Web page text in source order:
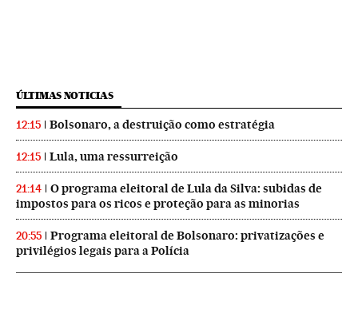
ÚLTIMAS NOTICIAS
12:15 Bolsonaro, a destruição como estratégia
12:15 Lula, uma ressurreição
21:14
O programa eleitoral de Lula da Silva: subidas de
impostos para os ricos e proteção para as minorias
20:55
Programa eleitoral de Bolsonaro: privatizações e
privilégios legais para a Polícia